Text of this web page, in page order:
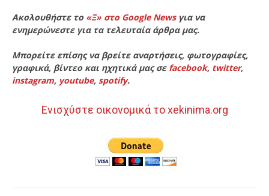
Ακολουθήστε το «Ξ» στο Google Newsγια να
ενημερώνεστε για τα τελευταία άρθρα μας.
Μπορείτε επίσης να βρείτε αναρτήσεις, φωτογραφίες,
γραφικά, βίντεο και ηχητικά μας σε facebook, twitter,
instagram, youtube, spotify.
Ενισχύστε οικονομικά το xekinima.org